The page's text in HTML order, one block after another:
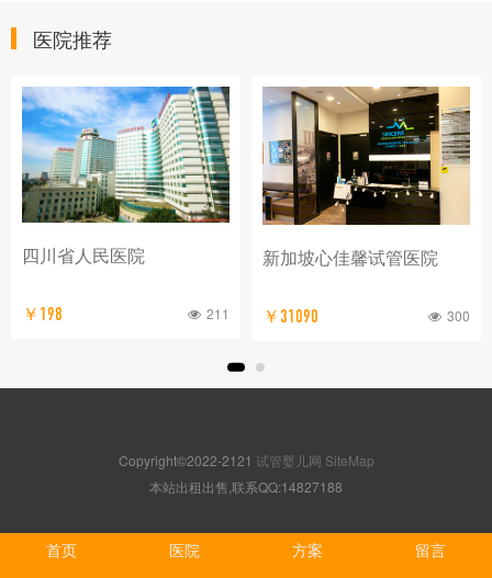
医院推荐
四川省人民医院
￥198 211
新加坡心佳馨试管医院
￥31090 300
Copyright©2022-2121 试管婴儿网 SiteMap
本站出租出售,联系QQ:14827188
首页 医院 方案 留言